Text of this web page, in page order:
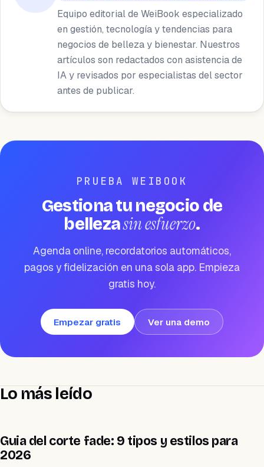
Equipo editorial de WeiBook especializado
en gestión, tecnología y tendencias para
negocios de belleza y bienestar. Nuestros
artículos son redactados con asistencia de
IA y revisados por especialistas del sector
antes de publicar.
PRUEBA WEIBOOK
Gestiona tu negocio de
bellezasin esfuerzo.
Agenda online, recordatorios automáticos,
pagos y fidelización en una sola app. Empieza
gratis hoy.
Empezar gratis Ver una demo
Lo más leído
BELLEZA
Guia del corte fade: 9 tipos y estilos para
2026